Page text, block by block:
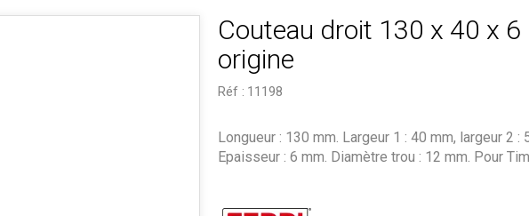
Couteau droit 130 x 40 x
origine
Réf : 11198
Longueur : 130 mm. Largeur 1 : 40 mm, largeur 2 :
Epaisseur : 6 mm. Diamètre trou : 12 mm. Pour